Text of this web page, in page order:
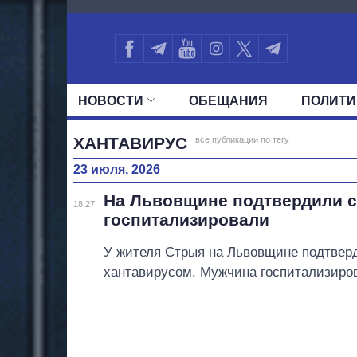
1536
НОВОСТИ ОБЕЩАНИЯ
ВСЕ ПОЛИТИКИ ПРЕЗИДЕНТ И
ХАНТАВИРУС все публикации по тегу
23 июля, 2026
18:27
На Львовщине подтвердили
госпитализировали
У жителя Стрыя на Львовщине
хантавирусом. Мужчина